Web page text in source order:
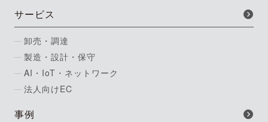
サービス
卸売・調達
製造・設計・保守
AI・IoT・ネットワーク
法人向けEC
事例